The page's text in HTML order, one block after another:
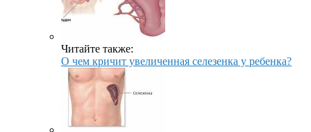
Читайте также:
О чем кричит увеличенная селезенка у ребенка?